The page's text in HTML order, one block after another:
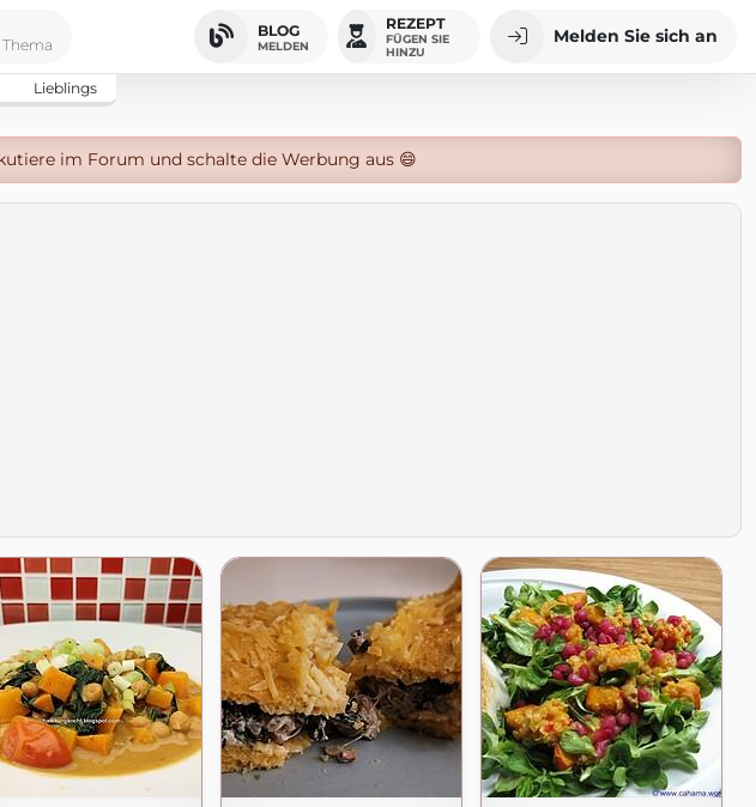
BLOG
MELDEN
REZEPT
FÜGEN SIE
HINZU
Melden Sie sich an
Lieblings
im Forum und schalte die Werbung aus 😄